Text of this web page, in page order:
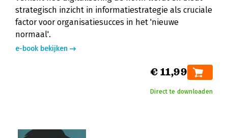
strategisch inzicht in informatiestrategie als cruciale
factor voor organisatiesucces in het 'nieuwe
normaal'.
e-book bekijken
€ 11,99
Direct te downloaden